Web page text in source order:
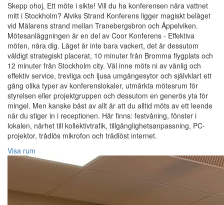
Skepp ohoj. Ett möte i sikte! Vill du ha konferensen nära vattnet
mitt i Stockholm? Alviks Strand Konferens ligger magiskt beläget
vid Mälarens strand mellan Tranebergsbron och Äppelviken.
Mötesanläggningen är en del av Coor Konferens - Effektiva
möten, nära dig. Läget är inte bara vackert, det är dessutom
väldigt strategiskt placerat, 10 minuter från Bromma flygplats och
12 minuter från Stockholm city. Väl inne möts ni av vänlig och
effektiv service, trevliga och ljusa umgängesytor och självklart ett
gäng olika typer av konferenslokaler, utmärkta mötesrum för
styrelsen eller projektgruppen och dessutom en generös yta för
mingel. Men kanske bäst av allt är att du alltid möts av ett leende
när du stiger in i receptionen. Här finns: festvåning, fönster i
lokalen, närhet till kollektivtrafik, tillgänglighetsanpassning, PC-
projektor, trådlös mikrofon och trådlöst internet.
Visa rum